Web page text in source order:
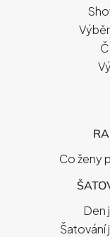
Co ženy
Den